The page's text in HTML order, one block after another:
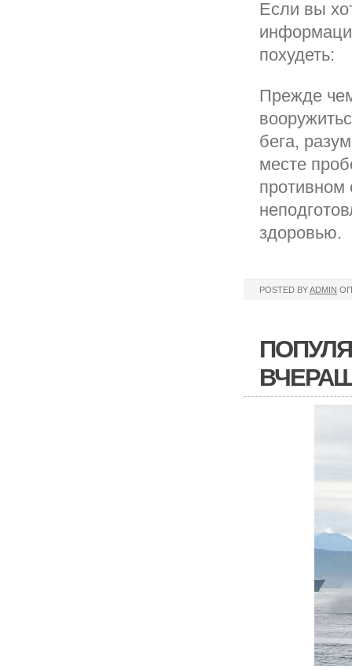
Если вы
похудеть:
Прежде
бега,
месте
противном
здоровью.
POSTED BYADMIN